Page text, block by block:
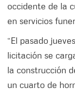
occidente de la
en servicios
“El pasado
licitación se
la construcción
un cuarto de